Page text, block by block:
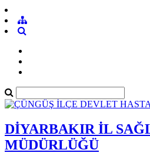
DİYARBAKIR İL
MÜDÜRLÜĞÜ